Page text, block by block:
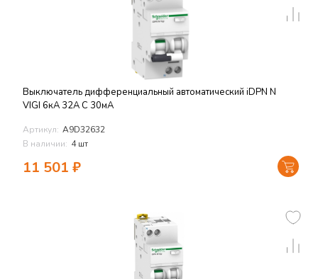
Выключатель дифференциальный автоматический iDPN N
VIGI 6кА 32A C 30мА
Артикул: A9D32632
В наличии: 4 шт
11 501 ₽